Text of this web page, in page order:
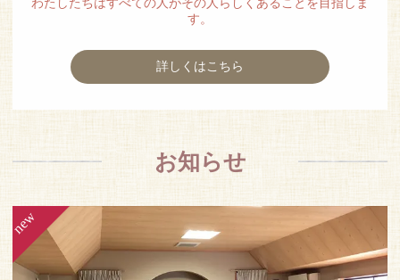
わたしたちはすべての人がその人らしくあることを目指しま
す。
詳しくはこちら
お知らせ
new